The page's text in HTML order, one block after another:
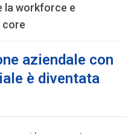
la workforce e
core
aziendale con
è diventata